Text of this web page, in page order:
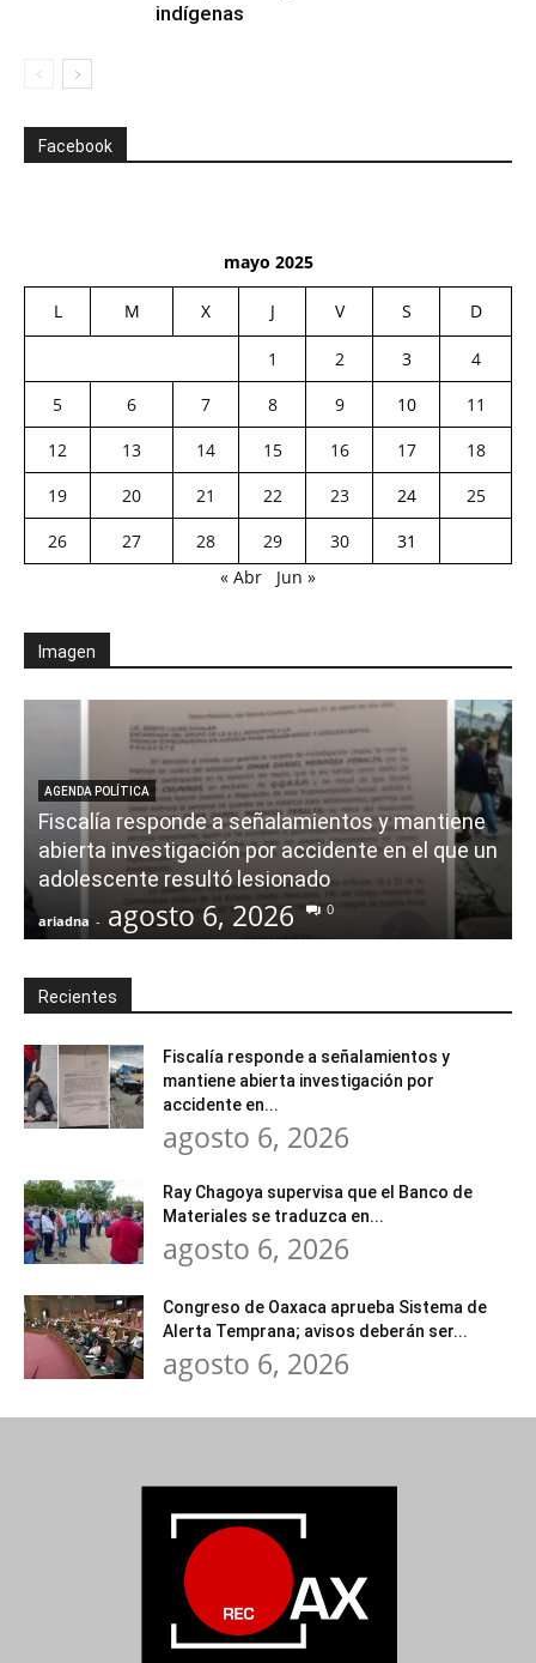
indígenas
Facebook
mayo 2025
L M X J V S D
1 2 3
4
5
6 7 8 9 10
11
12
13 14 15 16 17
18
19
20 21 22 23 24
25
26
27 28 29 30
31
« Abr
Jun »
Imagen
AGENDA POLÍTICA
Fiscalía responde a señalamientos y mantiene
abierta investigación por accidente en el que un
adolescente resultó lesionado
ariadna - agosto 6, 2026 0
Recientes
Fiscalía responde a señalamientos y
mantiene abierta investigación por
accidente en...
agosto 6, 2026
Ray Chagoya supervisa que el Banco de
Materiales se traduzca en...
agosto 6, 2026
Congreso de Oaxaca aprueba Sistema de
Alerta Temprana; avisos deberán ser...
agosto 6, 2026